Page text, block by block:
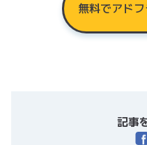
無料でアド
記事